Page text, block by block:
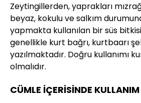
Zeytingillerden, yaprakları
beyaz, kokulu ve salkım
yapmakta kullanılan bir süs
genellikle kurt bağrı, kurtbaarı
yazılmaktadır. Doğru kullanımı
olmalıdır.
CÜMLE İÇERİSİNDE